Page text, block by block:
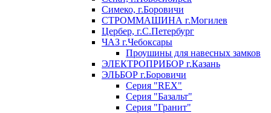
Симеко, г.Боровичи
СТРОММАШИНА г.Могилев
Цербер, г.С.Петербург
ЧАЗ г.Чебоксары
Проушины для навесных замков
ЭЛЕКТРОПРИБОР г.Казань
ЭЛЬБОР г.Боровичи
Серия "REX"
Серия "Базальт"
Серия "Гранит"